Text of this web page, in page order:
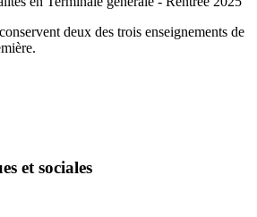
deux des trois enseignements de
et sociales